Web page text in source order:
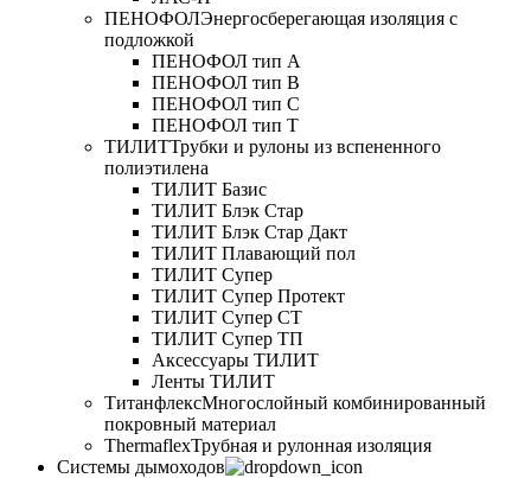
ПЕНОФОЛЭнергосберегающая изоляция с
подложкой
ПЕНОФОЛ тип А
ПЕНОФОЛ тип B
ПЕНОФОЛ тип C
ПЕНОФОЛ тип T
ТИЛИТТрубки и рулоны из вспененного
полиэтилена
ТИЛИТ Базис
ТИЛИТ Блэк Стар
ТИЛИТ Блэк Стар Дакт
ТИЛИТ Плавающий пол
ТИЛИТ Супер
ТИЛИТ Супер Протект
ТИЛИТ Супер СТ
ТИЛИТ Супер ТП
Аксессуары ТИЛИТ
Ленты ТИЛИТ
ТитанфлексМногослойный комбинированный
покровный материал
ThermaflexТрубная и рулонная изоляция
Cистемы дымоходов